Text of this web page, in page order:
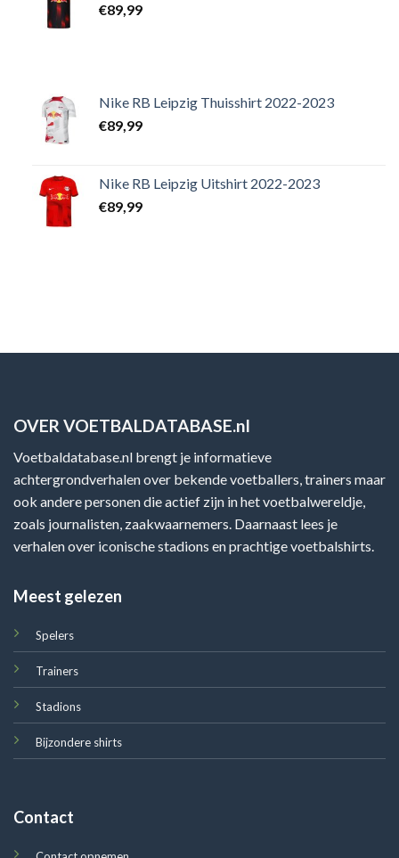
€89,99
Nike RB Leipzig Thuisshirt 2022-2023
€89,99
Nike RB Leipzig Uitshirt 2022-2023
€89,99
OVER VOETBALDATABASE.nl
Voetbaldatabase.nl brengt je informatieve
achtergrondverhalen over bekende voetballers, trainers maar
ook andere personen die actief zijn in het voetbalwereldje,
zoals journalisten, zaakwaarnemers. Daarnaast lees je
verhalen over iconische stadions en prachtige voetbalshirts.
Meest gelezen
Spelers
Trainers
Stadions
Bijzondere shirts
Contact